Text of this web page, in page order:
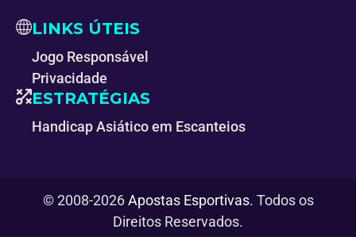
LINKS ÚTEIS
Jogo Responsável
Privacidade
ESTRATÉGIAS
Handicap Asiático em Escanteios
© 2008-2026Apostas Esportivas. Todos os
Direitos Reservados.